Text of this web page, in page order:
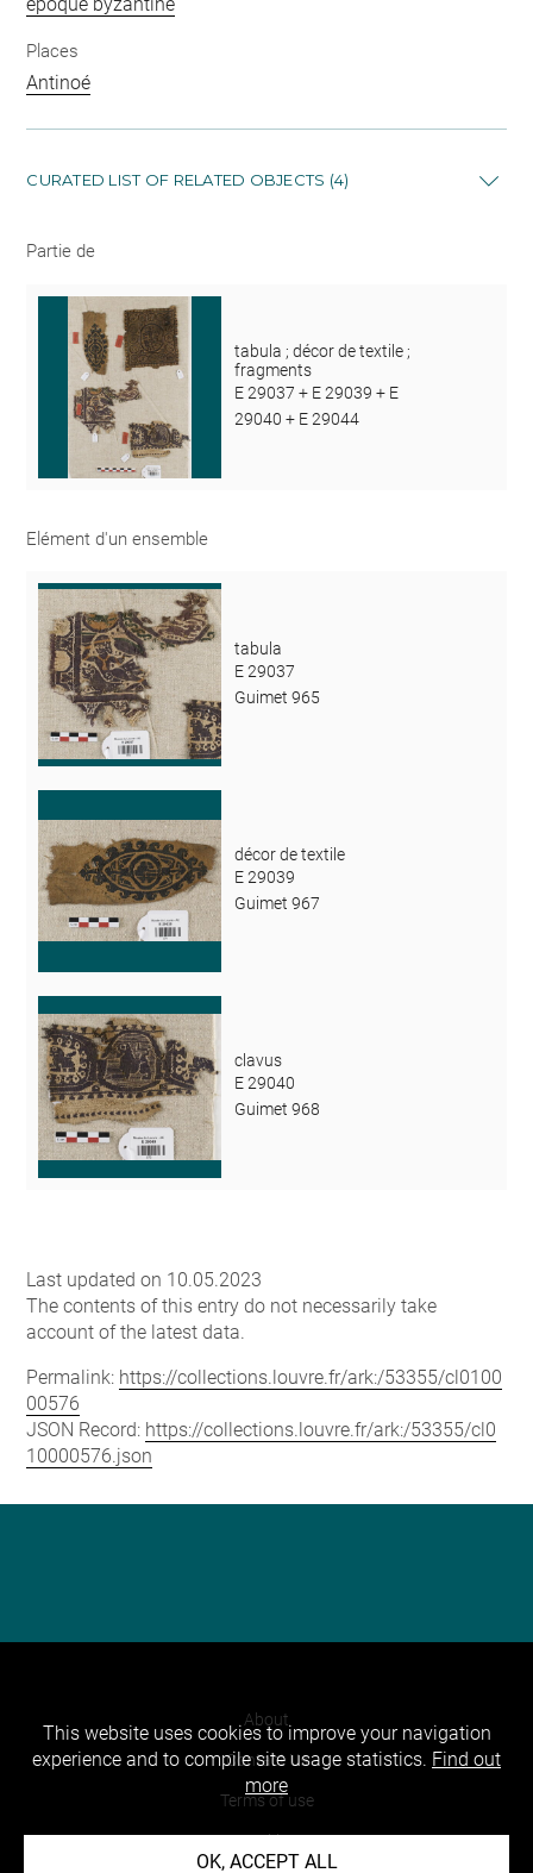
Places
Antinoé
CURATED LIST OF RELATED OBJECTS (4)
Partie de
tabula ; décor de textile ;
fragments
E 29037 + E 29039 + E
29040 + E 29044
Elément d'un ensemble
tabula
E 29037
Guimet 965
décor de textile
E 29039
Guimet 967
clavus
E 29040
Guimet 968
Last updated on 10.05.2023
The contents of this entry do not necessarily take
account of the latest data.
Permalink: https://collections.louvre.fr/ark:/53355/cl0100
00576
JSON Record: https://collections.louvre.fr/ark:/53355/cl0
10000576.json
About
Contact Us
Terms of use
Cookies
This website uses cookies to improve your navigation
experience and to compile site usage statistics. Find out
more
OK, ACCEPT ALL